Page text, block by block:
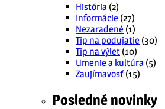
História (2)
Informácie (27)
Nezaradené (1)
Tip na podujatie (30)
Tip na výlet (10)
Umenie a kultúra (5)
Zaujímavosť (15)
Posledné novinky